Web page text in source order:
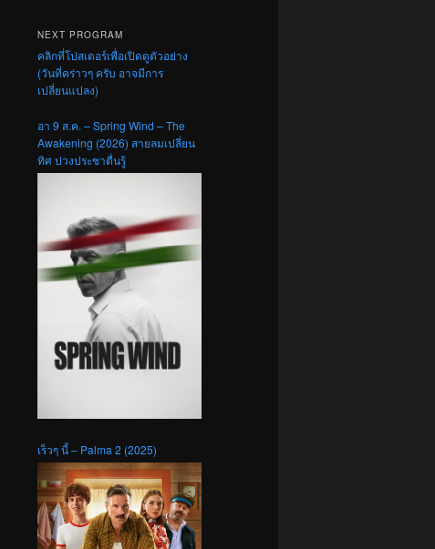
NEXT PROGRAM
คลิกที่โปสเตอร์เพื่อเปิดดูตัวอย่าง
(วันที่คร่าวๆ ครับ อาจมีการ
เปลี่ยนแปลง)
อา 9 ส.ค. – Spring Wind – The
Awakening (2026) สายลมเปลี่ยน
ทิศ ปวงประชาตื่นรู้
เร็วๆ นี้ – Palma 2 (2025)